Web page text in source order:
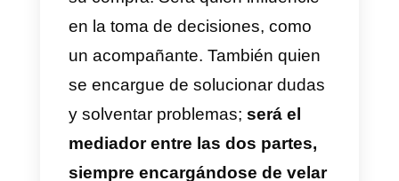
aquellos que tienen la habilidad
por sí mismos, pero estarías
perdiendo oportunidades con los
demás. Una buena forma de
solventarlo es que crees